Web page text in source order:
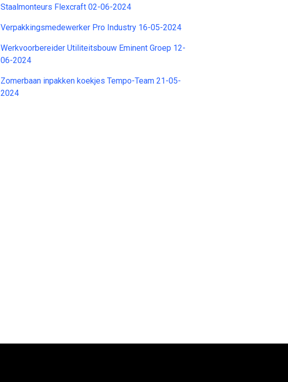
Staalmonteurs Flexcraft 02-06-2024
Verpakkingsmedewerker Pro Industry 16-05-2024
Werkvoorbereider Utiliteitsbouw Eminent Groep 12-
06-2024
Zomerbaan inpakken koekjes Tempo-Team 21-05-
2024